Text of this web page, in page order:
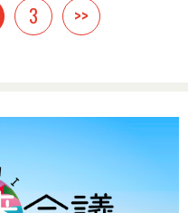
3 >>